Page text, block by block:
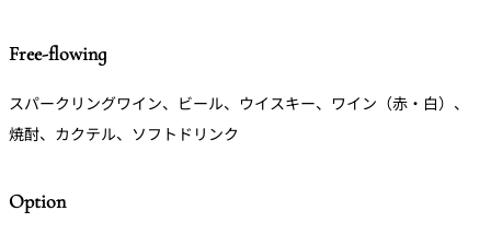
Free-flowing
スパークリングワイン、ビール、ウイスキー、ワイン（赤・白）、
焼酎、カクテル、ソフトドリンク
Option